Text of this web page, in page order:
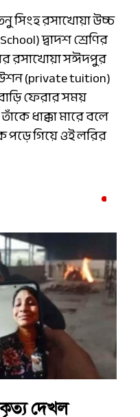
সিংহ রসাখোয়া উচ্চ
দ্বাদশ শ্রেণির
রসাখোয়া সঈদপুর
(private tuition)
ফেরার সময়
ধাক্কা মারে বলে
পড়ে গিয়ে ওই লরির
দেখল